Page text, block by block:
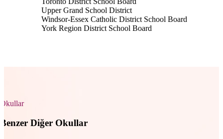
Upper Grand School District
Windsor-Essex Catholic District School Board
York Region District School Board
Okullar
Benzer Diğer Okullar